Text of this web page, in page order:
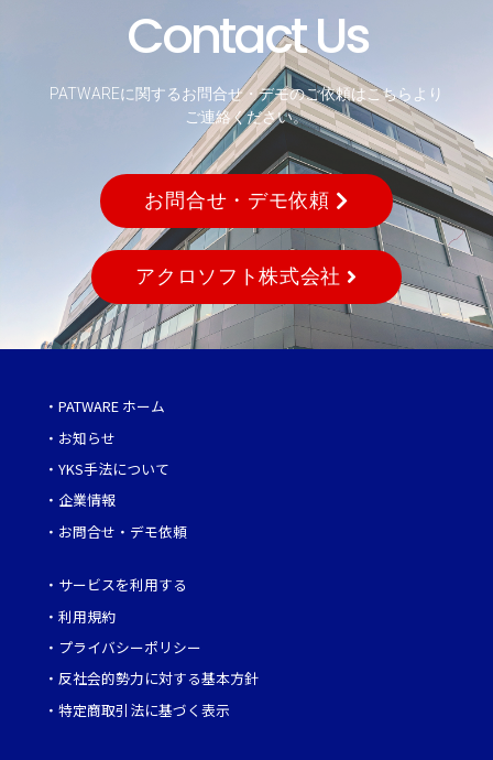
Contact Us
PATWAREに関するお問合せ・デモのご依頼はこちらより
ご連絡ください。
お問合せ・デモ依頼
アクロソフト株式会社
・ PATWARE ホーム
・ お知らせ
・ YKS手法について
・ 企業情報
・ お問合せ・デモ依頼
・ サービスを利用する
・ 利用規約
・ プライバシーポリシー
・ 反社会的勢力に対する基本方針
・ 特定商取引法に基づく表示